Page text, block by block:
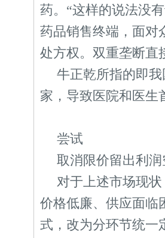
药。“这样的说法没
药品销售终端，面对
处方权。双重垄断直
牛正乾所指的即
家，导致医院和医生
尝试
取消限价留出利
对于上述市场现
价格低廉、供应面临
式，改为分环节统一